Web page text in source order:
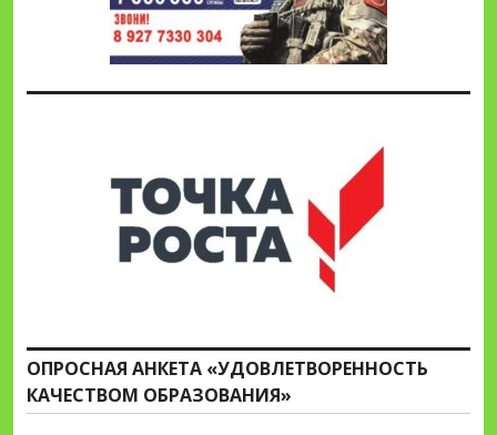
ОПРОСНАЯ АНКЕТА «УДОВЛЕТВОРЕННОСТЬ
КАЧЕСТВОМ ОБРАЗОВАНИЯ»